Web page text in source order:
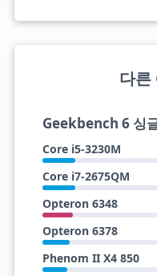
다른
Geekbench 6 싱
Core i5-3230M
Core i7-2675QM
Opteron 6348
Opteron 6378
Phenom II X4 850